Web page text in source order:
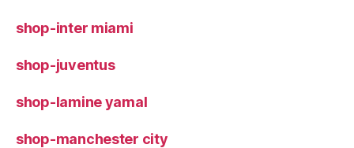
shop-inter miami
shop-juventus
shop-lamine yamal
shop-manchester city